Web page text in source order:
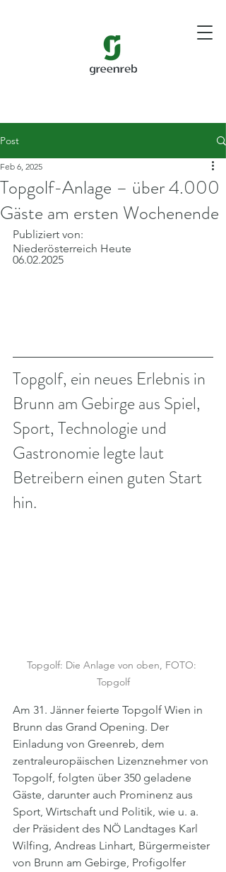
Post
Topgolf-Anlage – über 4.000
Gäste am ersten Wochenende
Feb 6, 2025
Publiziert von:
Niederösterreich Heute
06.02.2025
Topgolf, ein neues Erlebnis in
Brunn am Gebirge aus Spiel,
Sport, Technologie und
Gastronomie legte laut
Betreibern einen guten Start
hin.
Topgolf: Die Anlage von oben, FOTO:
Topgolf
Am 31. Jänner feierte Topgolf Wien in
Brunn das Grand Opening. Der
Einladung von Greenreb, dem
zentraleuropäischen Lizenznehmer von
Topgolf, folgten über 350 geladene
Gäste, darunter auch Prominenz aus
Sport, Wirtschaft und Politik, wie u. a.
der Präsident des NÖ Landtages Karl
Wilfing, Andreas Linhart, Bürgermeister
von Brunn am Gebirge, Profigolfer